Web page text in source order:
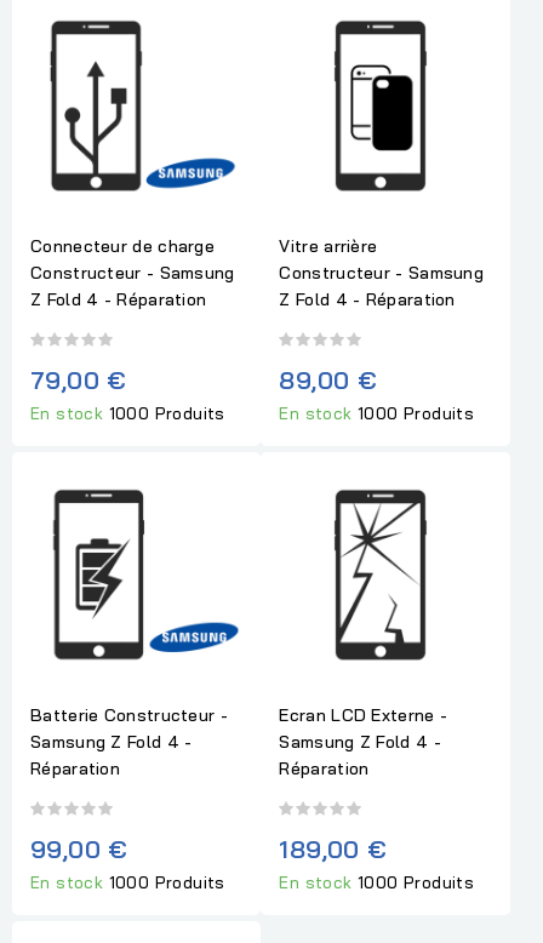
Connecteur de charge
Constructeur - Samsung
Z Fold 4 - Réparation
79,00 €
En stock 1000 Produits
Vitre arrière
Constructeur - Samsung
Z Fold 4 - Réparation
89,00 €
En stock1000 Produits
Batterie Constructeur -
Samsung Z Fold 4 -
Réparation
99,00 €
En stock 1000 Produits
Ecran LCD Externe -
Samsung Z Fold 4 -
Réparation
189,00 €
En stock1000 Produits